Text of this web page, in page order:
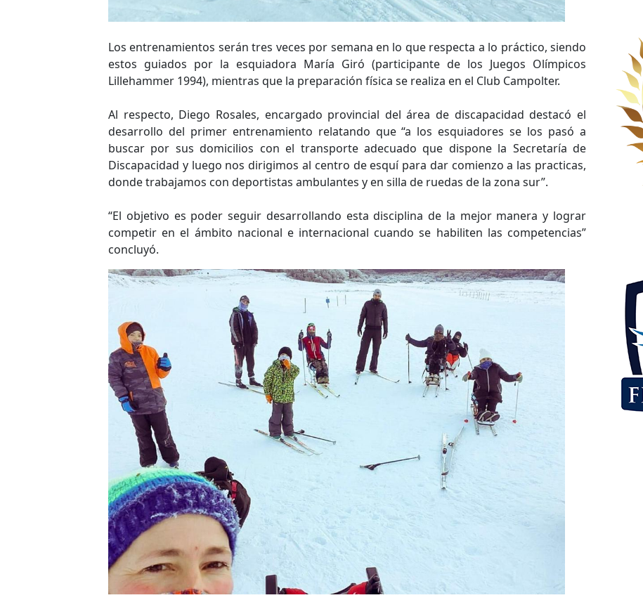
Los entrenamientos serán tres veces por semana en lo que respecta a lo práctico, siendo
estos guiados por la esquiadora María Giró (participante de los Juegos Olímpicos
Lillehammer 1994), mientras que la preparación física se realiza en el Club Campolter.
Al respecto, Diego Rosales, encargado provincial del área de discapacidad destacó el
desarrollo del primer entrenamiento relatando que “a los esquiadores se los pasó a
buscar por sus domicilios con el transporte adecuado que dispone la Secretaría de
Discapacidad y luego nos dirigimos al centro de esquí para dar comienzo a las practicas,
donde trabajamos con deportistas ambulantes y en silla de ruedas de la zona sur”.
“El objetivo es poder seguir desarrollando esta disciplina de la mejor manera y lograr
competir en el ámbito nacional e internacional cuando se habiliten las competencias”
concluyó.